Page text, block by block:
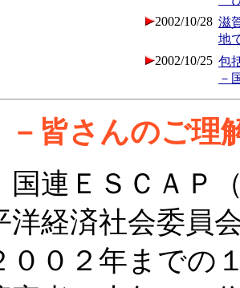
2002/10/28 滋
地
2002/10/25 包
－
－皆さんのご理
国連ＥＳＣＡＰ
洋経済社会委員
００２年までの